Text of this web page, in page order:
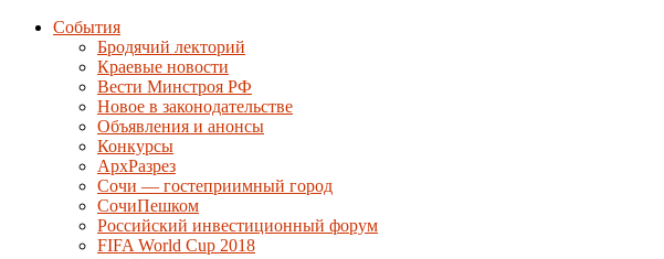
События
Бродячий лекторий
Краевые новости
Вести Минстроя РФ
Новое в законодательстве
Объявления и анонсы
Конкурсы
АрхРазрез
Сочи — гостеприимный город
СочиПешком
Российский инвестиционный форум
FIFA World Cup 2018